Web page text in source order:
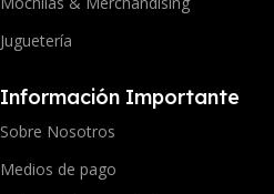
Juguetería
Información Importante
Sobre Nosotros
Medios de pago